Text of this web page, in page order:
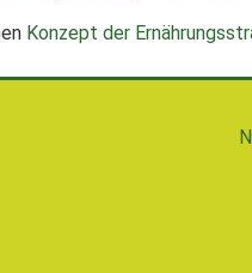
Konzept der